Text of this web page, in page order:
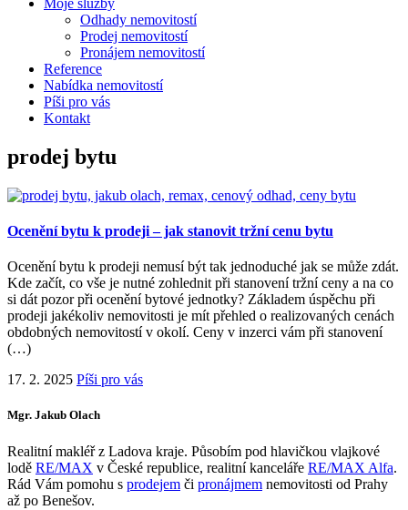
Odhady nemovitostí
Prodej nemovitostí
Pronájem nemovitostí
Reference
Nabídka nemovitostí
Píši pro vás
Kontakt
prodej bytu
Ocenění bytu k prodeji – jak stanovit tržní cenu bytu
Ocenění bytu k prodeji nemusí být tak jednoduché jak se může zdát.
Kde začít, co vše je nutné zohlednit při stanovení tržní ceny a na co
si dát pozor při ocenění bytové jednotky? Základem úspěchu při
prodeji jakékoliv nemovitosti je mít přehled o realizovaných cenách
obdobných nemovitostí v okolí. Ceny v inzerci vám při stanovení
(…)
17. 2. 2025 Píši pro vás
Mgr. Jakub Olach
Realitní makléř z Ladova kraje. Působím pod hlavičkou vlajkové
lodě RE/MAX v České republice, realitní kanceláře RE/MAX Alfa.
Rád Vám pomohu s prodejem či pronájmem nemovitosti od Prahy
až po Benešov.